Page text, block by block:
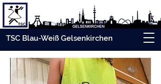
TSC Blau-Weiß Gelsenkirchen